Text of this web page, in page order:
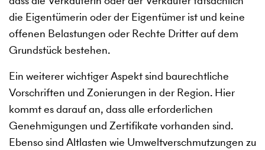
die Eigentümerin oder der Eigentümer ist und keine
offenen Belastungen oder Rechte Dritter auf dem
Grundstück bestehen.
Ein weiterer wichtiger Aspekt sind baurechtliche
Vorschriften und Zonierungen in der Region. Hier
kommt es darauf an, dass alle erforderlichen
Genehmigungen und Zertifikate vorhanden sind.
Ebenso sind Altlasten wie Umweltverschmutzungen zu